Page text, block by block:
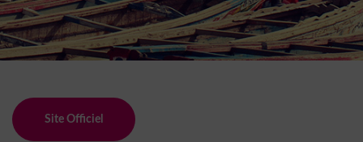
Site Officiel